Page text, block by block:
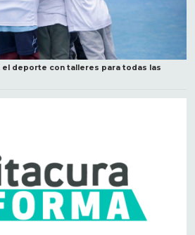
el deporte con talleres para todas las